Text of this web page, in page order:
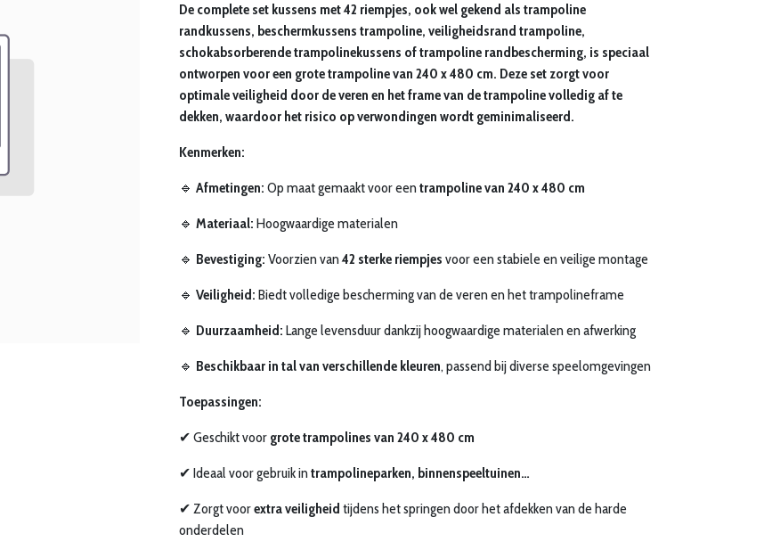
De complete set kussens met 42 riempjes, ook wel gekend als trampoline
randkussens, beschermkussens trampoline, veiligheidsrand trampoline,
schokabsorberende trampolinekussens of trampoline randbescherming, is speciaal
ontworpen voor een grote trampoline van 240 x 480 cm. Deze set zorgt voor
optimale veiligheid door de veren en het frame van de trampoline volledig af te
dekken, waardoor het risico op verwondingen wordt geminimaliseerd.
Kenmerken:
🔹 Afmetingen: Op maat gemaakt voor eentrampoline van 240 x 480 cm
🔹 Materiaal: Hoogwaardige materialen
🔹 Bevestiging: Voorzien van42 sterke riempjes voor een stabiele en veilige montage
🔹 Veiligheid: Biedt volledige bescherming van de veren en het trampolineframe
🔹 Duurzaamheid: Lange levensduur dankzij hoogwaardige materialen en afwerking
🔹 Beschikbaar in tal van verschillende kleuren, passend bij diverse speelomgevingen
Toepassingen:
✔ Geschikt voor grote trampolines van 240 x 480 cm
✔ Ideaal voor gebruik intrampolineparken, binnenspeeltuinen…
✔ Zorgt voorextra veiligheid tijdens het springen door het afdekken van de harde
onderdelen